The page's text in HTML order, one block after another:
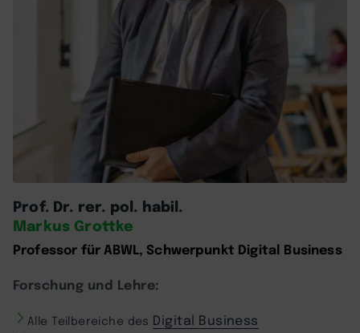
Prof. Dr. rer. pol. habil.
Markus Grottke
Professor für ABWL, Schwerpunkt Digital Business
Forschung und Lehre:
Alle Teilbereiche des Digital Business